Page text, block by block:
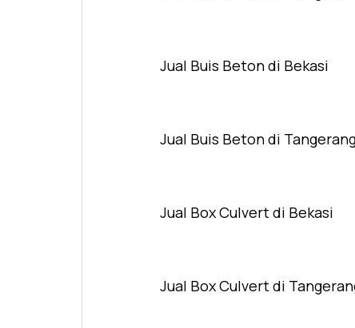
Jual Buis Beton di Bekasi
Jual Buis Beton di
Jual Box Culvert di Bekasi
Jual Box Culvert di